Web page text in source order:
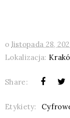
o listopada 28,
Lokalizacja:
Share:
Etykiety: